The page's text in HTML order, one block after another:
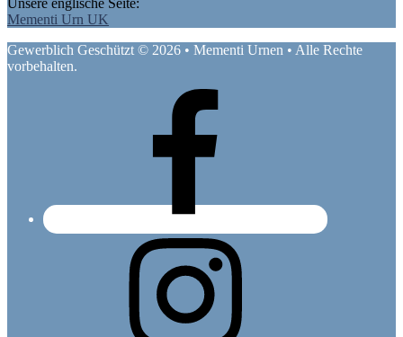
Unsere englische Seite:
Mementi Urn UK
Gewerblich Geschützt © 2026 • Mementi Urnen • Alle Rechte
vorbehalten.